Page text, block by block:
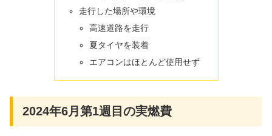
走行した場所や環境
高速道路を走行
夏タイヤを装着
エアコンはほとんど使用せず
2024年6月第1週目の実燃費